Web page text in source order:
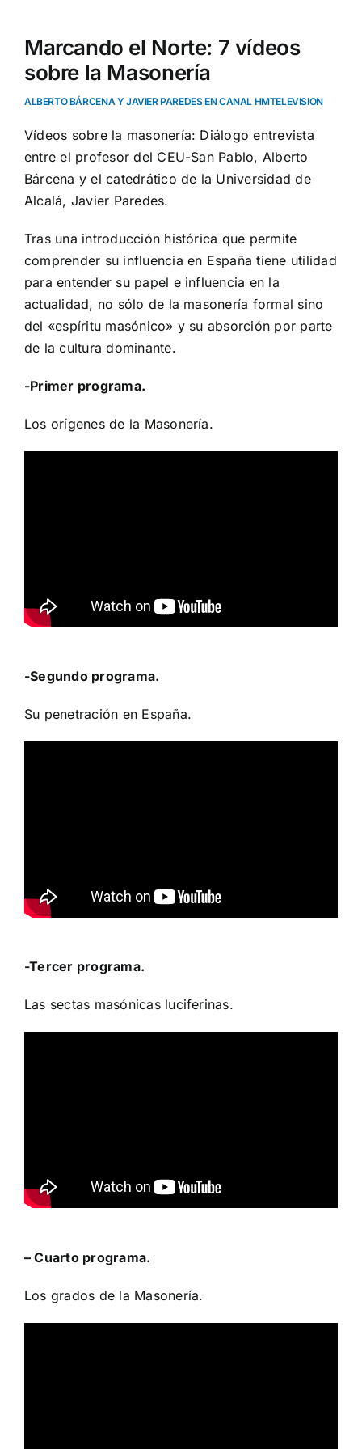
Marcando el Norte: 7 vídeos
sobre la Masonería
ALBERTO BÁRCENA Y JAVIER PAREDES EN CANAL HMTELEVISION
Vídeos sobre la masonería: Diálogo entrevista
entre el profesor del CEU-San Pablo, Alberto
Bárcena y el catedrático de la Universidad de
Alcalá, Javier Paredes.
Tras una introducción histórica que permite
comprender su influencia en España tiene utilidad
para entender su papel e influencia en la
actualidad, no sólo de la masonería formal sino
del «espíritu masónico» y su absorción por parte
de la cultura dominante.
-Primer programa.
Los orígenes de la Masonería.
-Segundo programa.
Su penetración en España.
-Tercer programa.
Las sectas masónicas luciferinas.
– Cuarto programa.
Los grados de la Masonería.